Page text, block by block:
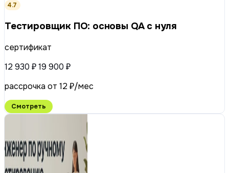
4.7
Тестировщик ПО: основы QA с нуля
сертификат
12 930 ₽19 900 ₽
рассрочка от 12 ₽/мес
Смотреть